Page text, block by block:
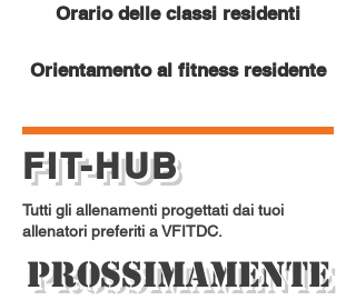
Orario delle classi residenti
Orientamento al fitness residente
FIT-HUB
Tutti gli allenamenti progettati dai tuoi
allenatori preferiti a VFITDC.
Prossimamente